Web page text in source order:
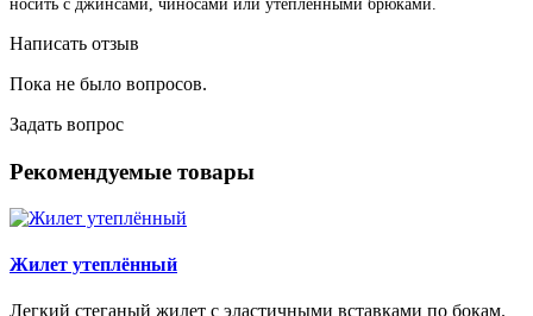
носить с джинсами, чиносами или утепленными брюками.
Написать отзыв
Пока не было вопросов.
Задать вопрос
Рекомендуемые товары
Жилет утеплённый
Легкий стеганый жилет с эластичными вставками по бокам.